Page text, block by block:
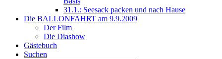
31.1.: Seesack packen und nach Hause
Die BALLONFAHRT am 9.9.2009
Der Film
Die Diashow
Gästebuch
Suchen